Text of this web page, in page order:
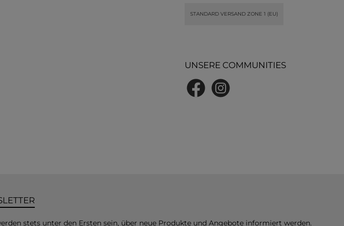
STANDARD VERSAND ZONE 1 (EU)
UNSERE COMMUNITIES
FacebookInstagram
stets unter den Ersten sein, über neue Produkte und Angebote informiert werden.